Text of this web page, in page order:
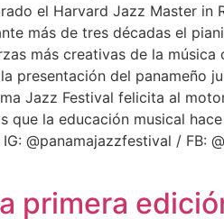
el Harvard Jazz Master in
más de tres décadas el
más creativas de la música
presentación del panameño
Jazz Festival felicita al
la educación musical
@panamajazzfestival / FB:
primera